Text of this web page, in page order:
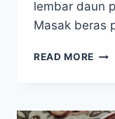
lembar daun
Masak beras
READ MORE